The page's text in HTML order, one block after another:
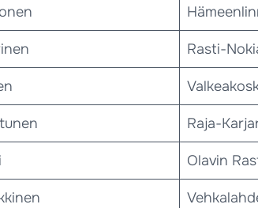
Rasti-
Raja-
Olavin